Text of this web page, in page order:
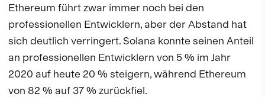
Ethereum führt zwar immer noch bei den
professionellen Entwicklern, aber der Abstand hat
sich deutlich verringert. Solana konnte seinen Anteil
an professionellen Entwicklern von 5 % im Jahr
2020 auf heute 20 % steigern, während Ethereum
von 82 % auf 37 % zurückfiel.